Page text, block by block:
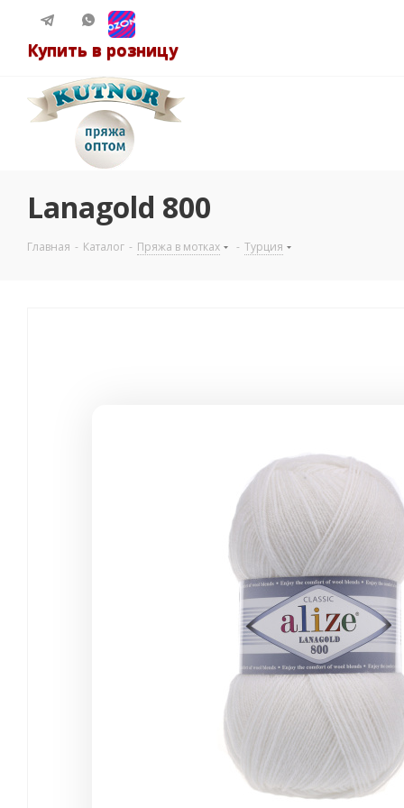
Купить в розницу
Lanagold 800
Главная - Каталог - Пряжа в мотках - Турция